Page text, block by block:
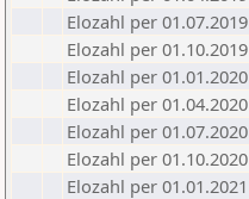
Elozahl per 01.07.2019
Elozahl per 01.10.2019
Elozahl per 01.01.2020
Elozahl per 01.04.2020
Elozahl per 01.07.2020
Elozahl per 01.10.2020
Elozahl per 01.01.2021